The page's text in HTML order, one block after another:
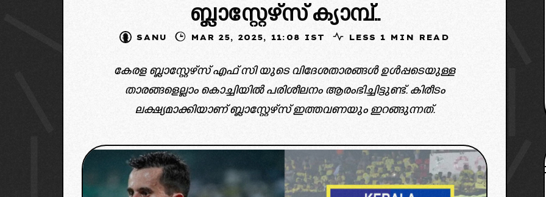
ബ്ലാസ്റ്റേഴ്‌സ് ക്യാമ്പ്..
SANU MAR 25, 2025, 11:08 IST LESS 1 MIN READ
കേരള ബ്ലാസ്റ്റേഴ്‌സ് എഫ് സി യുടെ വിദേശതാരങ്ങൾ ഉൾപ്പടെയുള്ള
താരങ്ങളെല്ലാം കൊച്ചിയിൽ പരിശീലനം ആരംഭിച്ചിട്ടുണ്ട്. കിരീടം
ലക്ഷ്യമാക്കിയാണ് ബ്ലാസ്റ്റേഴ്‌സ് ഇത്തവണയും ഇറങ്ങുന്നത്.
created by InCollage